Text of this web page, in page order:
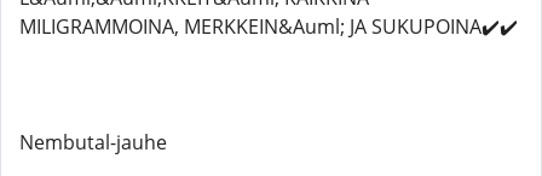
MILIGRAMMOINA, MERKKEIN&Auml; JA SUKUPOINA✔️✔️
Nembutal-jauhe